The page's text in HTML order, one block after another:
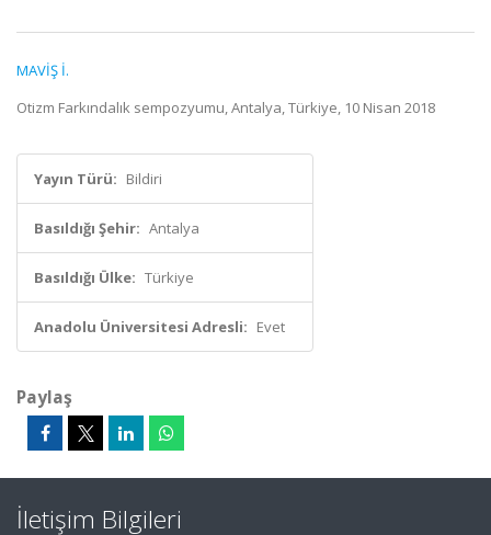
MAVİŞ İ.
Otizm Farkındalık sempozyumu, Antalya, Türkiye, 10 Nisan 2018
Yayın Türü: Bildiri
Basıldığı Şehir: Antalya
Basıldığı Ülke: Türkiye
Anadolu Üniversitesi Adresli: Evet
Paylaş
İletişim Bilgileri